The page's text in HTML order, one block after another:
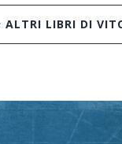
ALTRI LIBRI DI